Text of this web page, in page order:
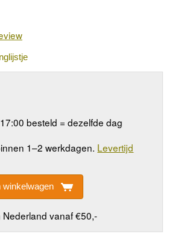
besteld = dezelfde dag
1–2 werkdagen. Levertijd
winkelwagen
vanaf €50,-